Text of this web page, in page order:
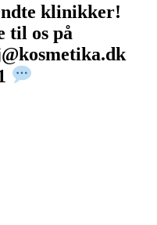
klinikker!
til os på